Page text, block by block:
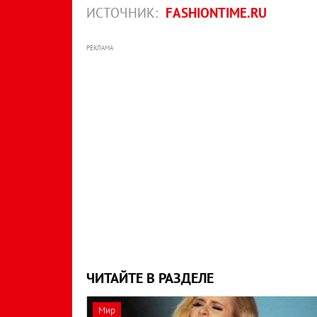
ИСТОЧНИК: FASHIONTIME.RU
РЕКЛАМА
ЧИТАЙТЕ В РАЗДЕЛЕ
Мир